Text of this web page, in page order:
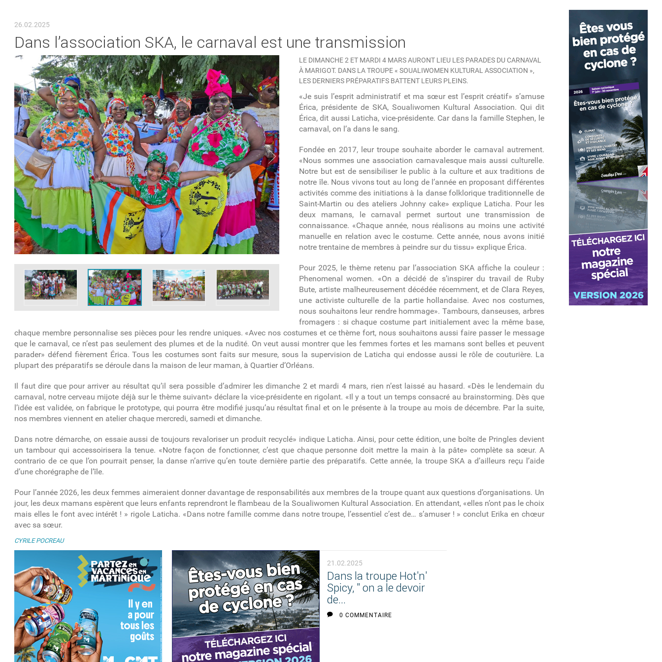
26.02.2025
Dans l’association SKA, le carnaval est une transmission
LE DIMANCHE 2 ET MARDI 4 MARS AURONT LIEU LES PARADES DU CARNAVAL
À MARIGOT. DANS LA TROUPE « SOUALIWOMEN KULTURAL ASSOCIATION »,
LES DERNIERS PRÉPARATIFS BATTENT LEURS PLEINS.
«Je suis l’esprit administratif et ma sœur est l’esprit créatif» s’amuse
Érica, présidente de SKA, Soualiwomen Kultural Association. Qui dit
Érica, dit aussi Laticha, vice-présidente. Car dans la famille Stephen, le
carnaval, on l’a dans le sang.
Fondée en 2017, leur troupe souhaite aborder le carnaval autrement.
«Nous sommes une association carnavalesque mais aussi culturelle.
Notre but est de sensibiliser le public à la culture et aux traditions de
notre île. Nous vivons tout au long de l’année en proposant différentes
activités comme des initiations à la danse folklorique traditionnelle de
Saint-Martin ou des ateliers Johnny cake» explique Laticha. Pour les
deux mamans, le carnaval permet surtout une transmission de
connaissance. «Chaque année, nous réalisons au moins une activité
manuelle en relation avec le costume. Cette année, nous avons initié
notre trentaine de membres à peindre sur du tissu» explique Érica.
Pour 2025, le thème retenu par l’association SKA affiche la couleur :
Phenomenal women. «On a décidé de s’inspirer du travail de Ruby
Bute, artiste malheureusement décédée récemment, et de Clara Reyes,
une activiste culturelle de la partie hollandaise. Avec nos costumes,
nous souhaitons leur rendre hommage». Tambours, danseuses, arbres
fromagers : si chaque costume part initialement avec la même base,
chaque membre personnalise ses pièces pour les rendre uniques. «Avec nos costumes et ce thème fort, nous souhaitons aussi faire passer le message
que le carnaval, ce n’est pas seulement des plumes et de la nudité. On veut aussi montrer que les femmes fortes et les mamans sont belles et peuvent
parader» défend fièrement Érica. Tous les costumes sont faits sur mesure, sous la supervision de Laticha qui endosse aussi le rôle de couturière. La
plupart des préparatifs se déroule dans la maison de leur maman, à Quartier d’Orléans.
Il faut dire que pour arriver au résultat qu’il sera possible d’admirer les dimanche 2 et mardi 4 mars, rien n’est laissé au hasard. «Dès le lendemain du
carnaval, notre cerveau mijote déjà sur le thème suivant» déclare la vice-présidente en rigolant. «Il y a tout un temps consacré au brainstorming. Dès que
l’idée est validée, on fabrique le prototype, qui pourra être modifié jusqu’au résultat final et on le présente à la troupe au mois de décembre. Par la suite,
nos membres viennent en atelier chaque mercredi, samedi et dimanche.
Dans notre démarche, on essaie aussi de toujours revaloriser un produit recyclé» indique Laticha. Ainsi, pour cette édition, une boîte de Pringles devient
un tambour qui accessoirisera la tenue. «Notre façon de fonctionner, c’est que chaque personne doit mettre la main à la pâte» complète sa sœur. A
contrario de ce que l’on pourrait penser, la danse n’arrive qu’en toute dernière partie des préparatifs. Cette année, la troupe SKA a d’ailleurs reçu l’aide
d’une chorégraphe de l’île.
Pour l’année 2026, les deux femmes aimeraient donner davantage de responsabilités aux membres de la troupe quant aux questions d’organisations. Un
jour, les deux mamans espèrent que leurs enfants reprendront le flambeau de la Soualiwomen Kultural Association. En attendant, «elles n’ont pas le choix
mais elles le font avec intérêt ! » rigole Laticha. «Dans notre famille comme dans notre troupe, l’essentiel c’est de… s’amuser ! » conclut Erika en chœur
avec sa sœur.
CYRILE POCREAU
21.02.2025
Dans la troupe Hot'n'
Spicy, " on a le devoir
de...
0 COMMENTAIRE